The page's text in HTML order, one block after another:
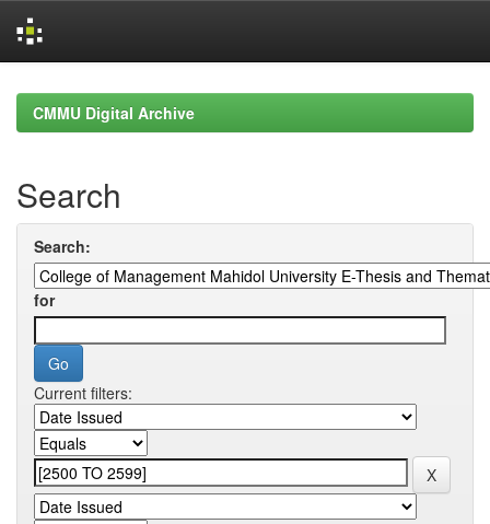
navigationCMMU Digital Archive
Search
Search:
for
Current filters: